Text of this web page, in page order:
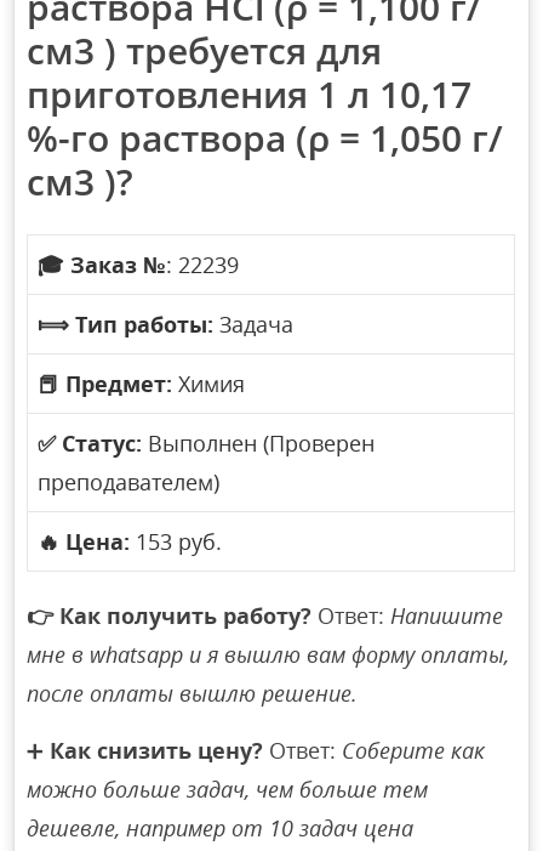
см3 ) требуется для
приготовления 1 л 10,17
%-го раствора (ρ = 1,050 г/
см3 )?
🎓 Заказ №: 22239
⟾ Тип работы: Задача
📕 Предмет: Химия
✅ Статус: Выполнен (Проверен
преподавателем)
🔥 Цена: 153 руб.
👉 Как получить работу? Ответ:Напишите
мне в whatsapp и я вышлю вам форму оплаты,
после оплаты вышлю решение.
➕ Как снизить цену? Ответ: Соберите как
можно больше задач, чем больше тем
дешевле, например от 10 задач цена